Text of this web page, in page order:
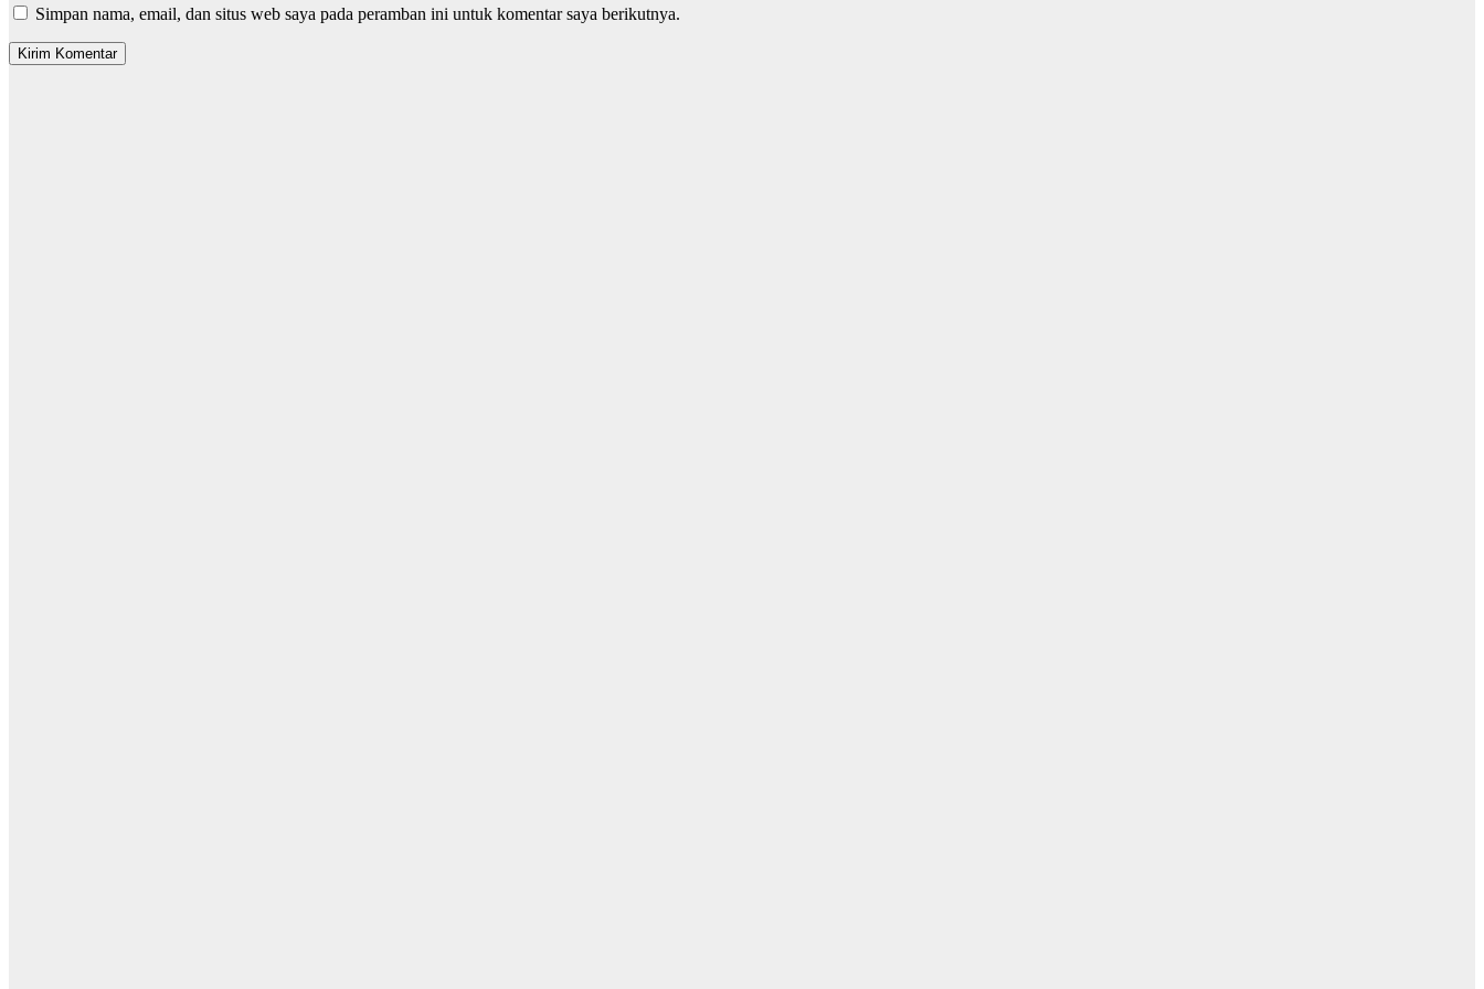
Simpan nama, email, dan situs web saya pada peramban ini untuk komentar saya berikutnya.